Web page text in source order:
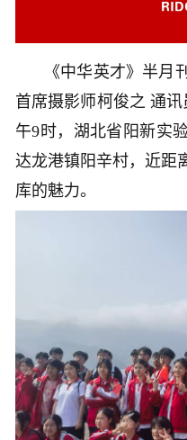
《中华英才》半月
首席摄影师柯俊之 通
午9时，湖北省阳新实
达龙港镇阳辛村，近距
库的魅力。